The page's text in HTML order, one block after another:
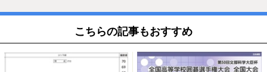
こちらの記事もおすすめ